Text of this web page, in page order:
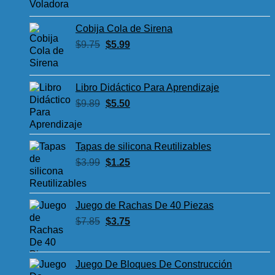
era:
$8.85.
es:
$4.50.
Cobija Cola de Sirena
$9.75 El
era:
$9.75.
$5.99El
es:
$5.99.
Libro Didáctico Para Aprendizaje
$9.89 El
era:
$9.89.
$5.50El
es:
$5.50.
Tapas de silicona Reutilizables
$3.99 El
era:
$3.99.
$1.25El
es:
$1.25.
Juego de Rachas De 40 Piezas
$7.85 El
era:
$7.85.
$3.75El
$3.75.
Juego De Bloques De Construcción